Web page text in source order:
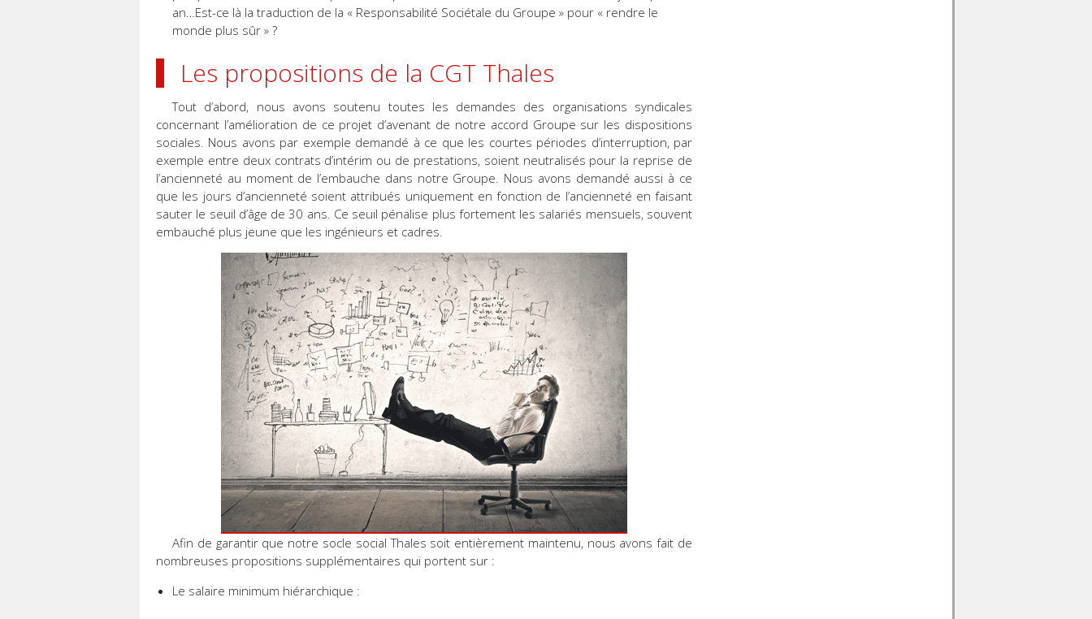
an…Est-ce là la traduction de la « Responsabilité Sociétale du Groupe » pour « rendre le
monde plus sûr » ?
Les propositions de la CGT Thales
Tout d’abord, nous avons soutenu toutes les demandes des organisations syndicales
concernant l’amélioration de ce projet d’avenant de notre accord Groupe sur les dispositions
sociales. Nous avons par exemple demandé à ce que les courtes périodes d’interruption, par
exemple entre deux contrats d’intérim ou de prestations, soient neutralisés pour la reprise de
l’ancienneté au moment de l’embauche dans notre Groupe. Nous avons demandé aussi à ce
que les jours d’ancienneté soient attribués uniquement en fonction de l’ancienneté en faisant
sauter le seuil d’âge de 30 ans. Ce seuil pénalise plus fortement les salariés mensuels, souvent
embauché plus jeune que les ingénieurs et cadres.
Afin de garantir que notre socle social Thales soit entièrement maintenu, nous avons fait de
nombreuses propositions supplémentaires qui portent sur :
Le salaire minimum hiérarchique :